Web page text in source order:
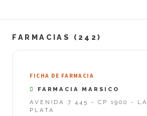
FARMACIAS (242)
FICHA DE FARMACIA
FARMACIA MARSICO
AVENIDA 7 445 - CP 1900 - LA
PLATA